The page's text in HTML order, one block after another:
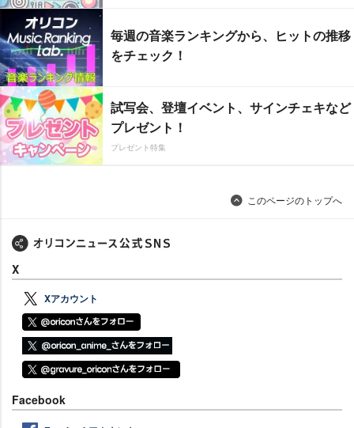
毎週の音楽ランキングから、ヒットの推移
をチェック！
試写会、登壇イベント、サインチェキなど
プレゼント！
プレゼント特集
このページのトップへ
X
Xアカウント
Facebook